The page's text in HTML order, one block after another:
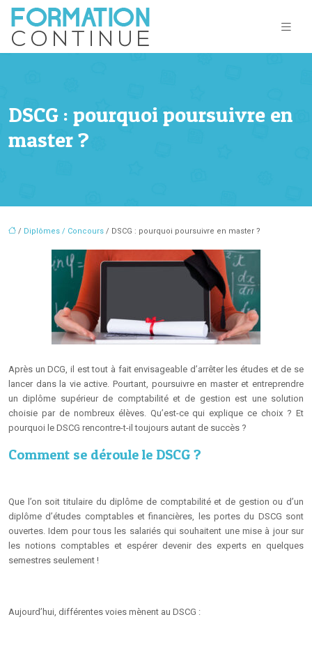
DSCG : pourquoi poursuivre en
master ?
/ Diplômes / Concours / DSCG : pourquoi poursuivre en master ?
Après un DCG, il est tout à fait envisageable d’arrêter les études et de se
lancer dans la vie active. Pourtant, poursuivre en master et entreprendre
un diplôme supérieur de comptabilité et de gestion est une solution
choisie par de nombreux élèves. Qu’est-ce qui explique ce choix ? Et
pourquoi le DSCG rencontre-t-il toujours autant de succès ?
Comment se déroule le DSCG ?
Que l’on soit titulaire du diplôme de comptabilité et de gestion ou d’un
diplôme d’études comptables et financières, les portes du DSCG sont
ouvertes. Idem pour tous les salariés qui souhaitent une mise à jour sur
les notions comptables et espérer devenir des experts en quelques
semestres seulement !
Aujourd’hui, différentes voies mènent au DSCG :